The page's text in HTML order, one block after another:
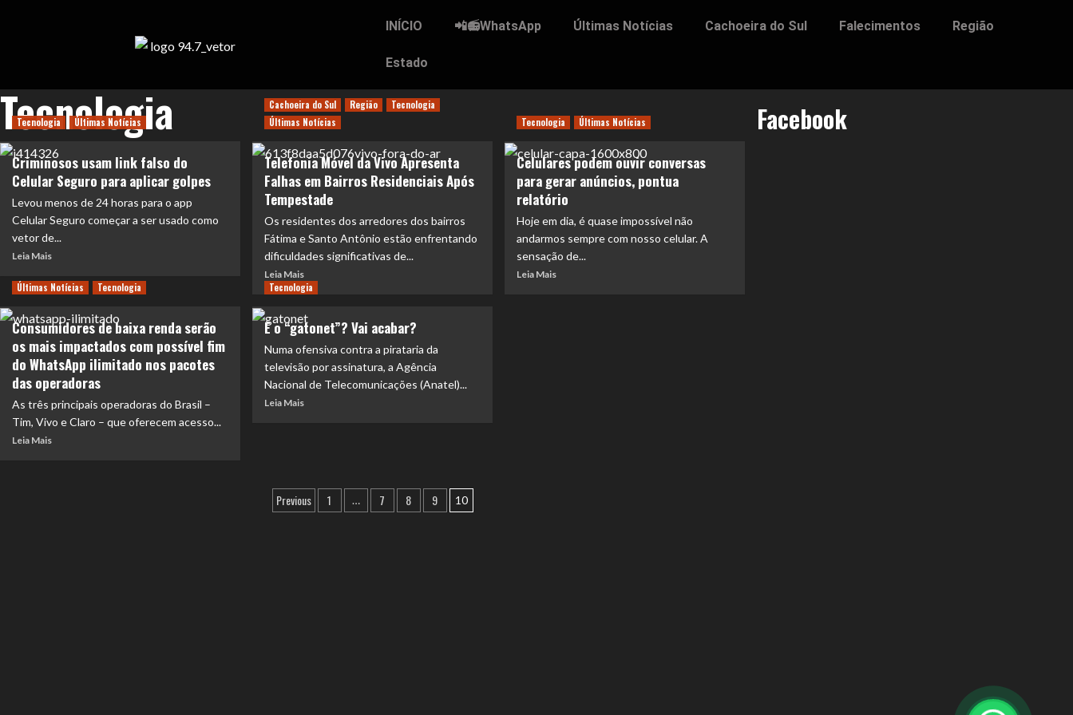
INÍCIO 📲📻WhatsApp Últimas Notícias Cachoeira do Sul Falecimentos Região
Estado
Tecnologia
Tecnologia Últimas Notícias
Criminosos usam link falso do
Celular Seguro para aplicar golpes
Levou menos de 24 horas para o app
Celular Seguro começar a ser usado como
vetor de...
Leia Mais
Cachoeira do Sul Região
Tecnologia
Últimas Notícias
Telefonia Móvel da Vivo Apresenta
Falhas em Bairros Residenciais Após
Tempestade
Os residentes dos arredores dos bairros
Fátima e Santo Antônio estão enfrentando
dificuldades significativas de...
Leia Mais
Tecnologia Últimas Notícias
Celulares podem ouvir conversas
para gerar anúncios, pontua
relatório
Hoje em dia, é quase impossível não
andarmos sempre com nosso celular. A
sensação de...
Leia Mais
Últimas Notícias Tecnologia
Consumidores de baixa renda serão
os mais impactados com possível fim
do WhatsApp ilimitado nos pacotes
das operadoras
As três principais operadoras do Brasil –
Tim, Vivo e Claro – que oferecem acesso...
Leia Mais
Tecnologia
E o “gatonet”? Vai acabar?
Numa ofensiva contra a pirataria da
televisão por assinatura, a Agência
Nacional de Telecomunicações (Anatel)...
Leia Mais
Previous 1 … 7 8 9 10
Facebook